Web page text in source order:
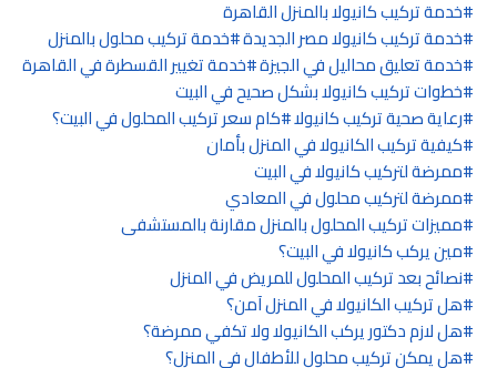
خدمة تركيب كانيولا بالمنزل القاهرة
خدمة تركيب كانيولا مصر الجديدة خدمة تركيب محلول بالمنزل
خدمة تعليق محاليل في الجيزة خدمة تغيير القسطرة في القاهرة
خطوات تركيب كانيولا بشكل صحيح في البيت
رعاية صحية تركيب كانيولا كام سعر تركيب المحلول في البيت؟
كيفية تركيب الكانيولا في المنزل بأمان
ممرضة لتركيب كانيولا في البيت
ممرضة لتركيب محلول في المعادي
مميزات تركيب المحلول بالمنزل مقارنة بالمستشفى
مين يركب كانيولا في البيت؟
نصائح بعد تركيب المحلول للمريض في المنزل
هل تركيب الكانيولا في المنزل آمن؟
هل لازم دكتور يركب الكانيولا ولا تكفي ممرضة؟
هل يمكن تركيب محلول للأطفال في المنزل؟